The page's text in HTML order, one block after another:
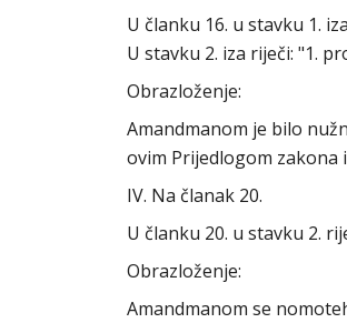
U članku 16. u stavku 1.
U stavku 2. iza riječi: "1.
Obrazloženje:
Amandmanom je bilo
ovim Prijedlogom zakona
IV. Na članak 20.
U članku 20. u stavku 2.
Obrazloženje:
Amandmanom se